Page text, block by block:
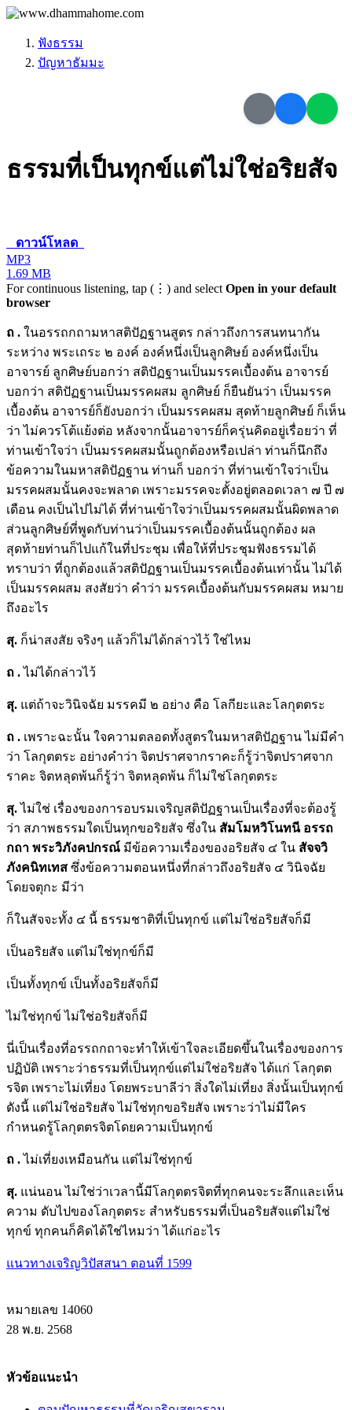
ฟังธรรม
ปัญหาธัมมะ
ธรรมที่เป็นทุกข์แต่ไม่ใช่อริยสัจ
ดาวน์โหลด
MP3
1.69 MB
For continuous listening, tap (⋮) and select Open in your default
browser
ถ . ในอรรถกถามหาสติปัฏฐานสูตร กล่าวถึงการสนทนากัน
ระหว่าง พระเถระ ๒ องค์ องค์หนึ่งเป็นลูกศิษย์ องค์หนึ่งเป็น
อาจารย์ ลูกศิษย์บอกว่า สติปัฏฐานเป็นมรรคเบื้องต้น อาจารย์
บอกว่า สติปัฏฐานเป็นมรรคผสม ลูกศิษย์ ก็ยืนยันว่า เป็นมรรค
เบื้องต้น อาจารย์ก็ยังบอกว่า เป็นมรรคผสม สุดท้ายลูกศิษย์ ก็เห็น
ว่า ไม่ควรโต้แย้งต่อ หลังจากนั้นอาจารย์ก็ครุ่นคิดอยู่เรื่อยว่า ที่
ท่านเข้าใจว่า เป็นมรรคผสมนั้นถูกต้องหรือเปล่า ท่านก็นึกถึง
ข้อความในมหาสติปัฏฐาน ท่านก็ บอกว่า ที่ท่านเข้าใจว่าเป็น
มรรคผสมนั้นคงจะพลาด เพราะมรรคจะตั้งอยู่ตลอดเวลา ๗ ปี ๗
เดือน คงเป็นไปไม่ได้ ที่ท่านเข้าใจว่าเป็นมรรคผสมนั้นผิดพลาด
ส่วนลูกศิษย์ที่พูดกับท่านว่าเป็นมรรคเบื้องต้นนั้นถูกต้อง ผล
สุดท้ายท่านก็ไปแก้ในที่ประชุม เพื่อให้ที่ประชุมฟังธรรมได้
ทราบว่า ที่ถูกต้องแล้วสติปัฏฐานเป็นมรรคเบื้องต้นเท่านั้น ไม่ได้
เป็นมรรคผสม สงสัยว่า คำว่า มรรคเบื้องต้นกับมรรคผสม หมาย
ถึงอะไร
สุ. ก็น่าสงสัย จริงๆ แล้วก็ไม่ได้กล่าวไว้ ใช่ไหม
ถ .ไม่ได้กล่าวไว้
สุ. แต่ถ้าจะวินิจฉัย มรรคมี ๒ อย่าง คือ โลกียะและโลกุตตระ
ถ . เพราะฉะนั้น ใจความตลอดทั้งสูตรในมหาสติปัฏฐาน ไม่มีคำ
ว่า โลกุตตระ อย่างคำว่า จิตปราศจากราคะก็รู้ว่าจิตปราศจาก
ราคะ จิตหลุดพ้นก็รู้ว่า จิตหลุดพ้น ก็ไม่ใช่โลกุตตระ
สุ.ไม่ใช่ เรื่องของการอบรมเจริญสติปัฏฐานเป็นเรื่องที่จะต้องรู้
ว่า สภาพธรรมใดเป็นทุกขอริยสัจ ซึ่งใน สัมโมหวิโนทนี อรรถ
กถา พระวิภังคปกรณ์ มีข้อความเรื่องของอริยสัจ ๔ ใน สัจจวิ
ภังคนิทเทส ซึ่งข้อความตอนหนึ่งที่กล่าวถึงอริยสัจ ๔ วินิจฉัย
โดยจตุกะ มีว่า
ก็ในสัจจะทั้ง ๔ นี้ ธรรมชาติที่เป็นทุกข์ แต่ไม่ใช่อริยสัจก็มี
เป็นอริยสัจ แต่ไม่ใช่ทุกข์ก็มี
เป็นทั้งทุกข์ เป็นทั้งอริยสัจก็มี
ไม่ใช่ทุกข์ ไม่ใช่อริยสัจก็มี
นี่เป็นเรื่องที่อรรถกถาจะทำให้เข้าใจละเอียดขึ้นในเรื่องของการ
ปฏิบัติ เพราะว่าธรรมที่เป็นทุกข์แต่ไม่ใช่อริยสัจ ได้แก่ โลกุตต
รจิต เพราะไม่เที่ยง โดยพระบาลีว่า สิ่งใดไม่เที่ยง สิ่งนั้นเป็นทุกข์
ดังนี้ แต่ไม่ใช่อริยสัจ ไม่ใช่ทุกขอริยสัจ เพราะว่าไม่มีใคร
กำหนดรู้โลกุตตรจิตโดยความเป็นทุกข์
ถ .ไม่เที่ยงเหมือนกัน แต่ไม่ใช่ทุกข์
สุ. แน่นอน ไม่ใช่ว่าเวลานี้มีโลกุตตรจิตที่ทุกคนจะระลึกและเห็น
ความ ดับไปของโลกุตตระ สำหรับธรรมที่เป็นอริยสัจแต่ไม่ใช่
ทุกข์ ทุกคนก็คิดได้ใช่ไหมว่า ได้แก่อะไร
แนวทางเจริญวิปัสสนา ตอนที่ 1599
หมายเลข 14060
28 พ.ย. 2568
หัวข้อแนะนำ